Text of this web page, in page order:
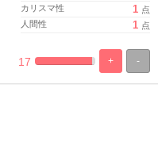
カリスマ性
1 点
人間性
1 点
-
+
%
100%
17